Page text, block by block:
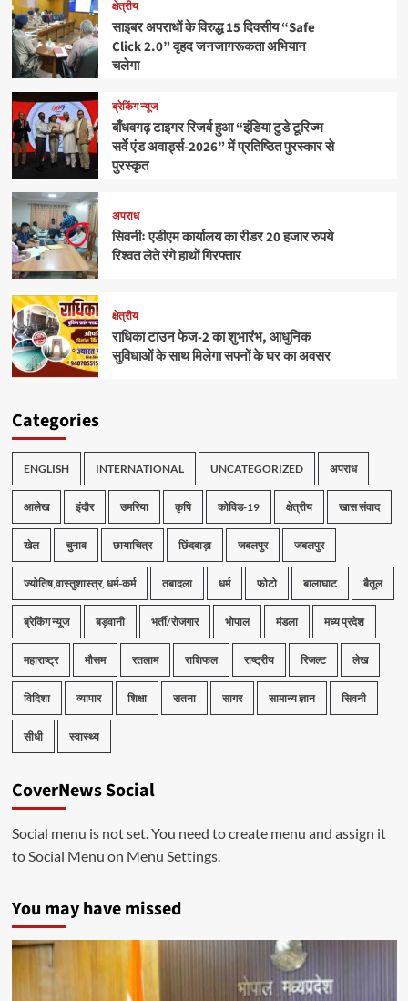
क्षेत्रीय
साइबर अपराधों के विरुद्ध 15 दिवसीय “Safe
Click 2.0” वृहद जनजागरूकता अभियान
चलेगा
ब्रेकिंग न्यूज
बाँधवगढ़ टाइगर रिजर्व हुआ “इंडिया टुडे टूरिज्म
सर्वे एंड अवार्ड्स-2026” में प्रतिष्ठित पुरस्कार से
पुरस्कृत
अपराध
सिवनीः एडीएम कार्यालय का रीडर 20 हजार रुपये
रिश्वत लेते रंगे हाथों गिरफ्तार
क्षेत्रीय
राधिका टाउन फेज-2 का शुभारंभ, आधुनिक
सुविधाओं के साथ मिलेगा सपनों के घर का अवसर
Categories
ENGLISH INTERNATIONAL UNCATEGORIZED अपराध
आलेख इंदौर उमरिया कृषि कोविड-19 क्षेत्रीय खास संवाद
खेल चुनाव छायाचित्र छिंदवाड़ा जबलपुर जबलपुर
ज्योतिष,वास्तुशास्त्र, धर्म-कर्म तबादला धर्म फोटो बालाघाट बैतूल
ब्रेकिंग न्यूज बड़वानी भर्ती/रोजगार भोपाल मंडला मध्य प्रदेश
महाराष्ट्र मौसम रतलाम राशिफल राष्ट्रीय रिजल्ट लेख
विदिशा व्यापार शिक्षा सतना सागर सामान्य ज्ञान सिवनी
सीधी स्वास्थ्य
CoverNews Social
Social menu is not set. You need to create menu and assign it
to Social Menu on Menu Settings.
You may have missed